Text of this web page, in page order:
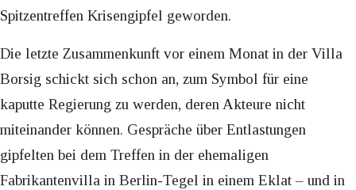
Spitzentreffen Krisengipfel geworden.
Die letzte Zusammenkunft vor einem Monat in der Villa
Borsig schickt sich schon an, zum Symbol für eine
kaputte Regierung zu werden, deren Akteure nicht
miteinander können. Gespräche über Entlastungen
gipfelten bei dem Treffen in der ehemaligen
Fabrikantenvilla in Berlin-Tegel in einem Eklat – und in